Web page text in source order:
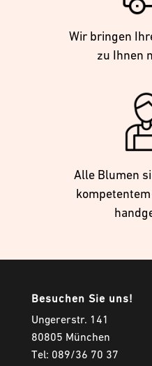
Wir bringen
zu Ihnen
Alle Blumen
Besuchen Sie uns!
Ungererstr. 141
80805 München
Tel: 089/36 70 37